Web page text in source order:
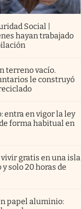
Social |
hayan trabajado
terreno vacío.
le construyó
entra en vigor la ley
forma habitual en
gratis en una isla
solo 20 horas de
papel aluminio: